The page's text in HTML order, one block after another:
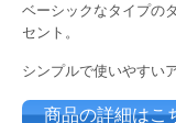
ベーシックなタイプの
セント。
シンプルで使いやすい
商品の詳細はこ